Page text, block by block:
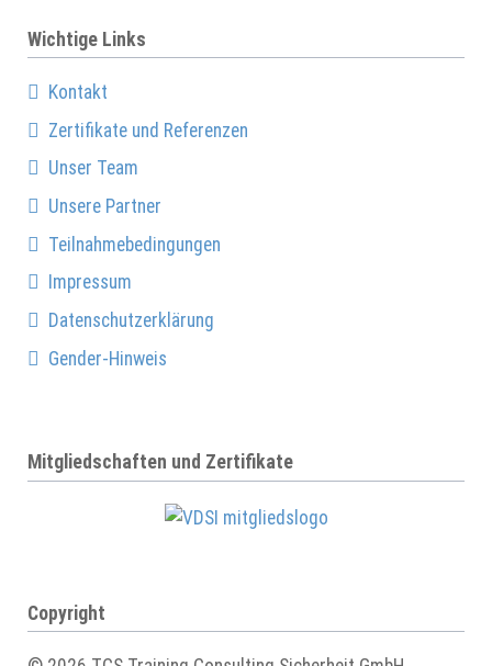
Wichtige Links
Kontakt
Zertifikate und Referenzen
Unser Team
Unsere Partner
Teilnahmebedingungen
Impressum
Datenschutzerklärung
Gender-Hinweis
Mitgliedschaften und Zertifikate
Copyright